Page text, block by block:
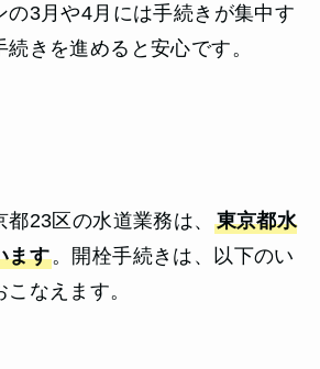
の3月や4月には手続きが集中す
きを進めると安心です。
23区の水道業務は、 東京都水
ます。開栓手続きは、以下のい
なえます。